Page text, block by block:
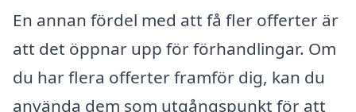
En annan fördel med att få fler offerter är
att det öppnar upp för förhandlingar. Om
du har flera offerter framför dig, kan du
använda dem som utgångspunkt för att